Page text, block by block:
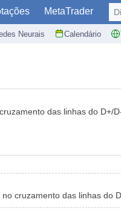
MetaTrader
Neurais Calendário
das linhas do D+/
cruzamento das linhas do